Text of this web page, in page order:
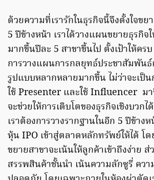
ด้วยความที่เรารักในธุรกิจนี้จึงตั้งใจขย
5 ปีข้างหน้า เราได้วางแผนขยายธุรกิจ
มากขึ้นปีละ 5 สาขาขึ้นไป ตั้งเป้าให้คร
การวางแผนการกลยุทธ์ประชาสัมพัน
รูปแบบหลากหลายมากขึ้น ไม่ว่าจะเป็น
ใช้ Presenter และใช้ Influencer มา
จะช่วยให้การเติบโตของธุรกิจเชิงบวก
เราต้องการวางรากฐานในอีก 5 ปีข้าง
หุ้น IPO เข้าสู่ตลาดหลักทรัพย์ให้ได้ โ
ขยายสาขาจะเน้นให้ลูกค้าเข้าถึงง่าย
สรรพสินค้าชั้นนำ เน้นความลักซูรี่ ควา